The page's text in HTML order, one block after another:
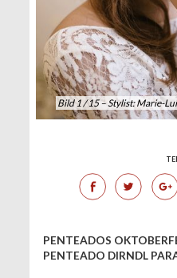
Bild 1 / 15 – Stylist: Marie-
PENTEADOS
PENTEADO DIRNDL